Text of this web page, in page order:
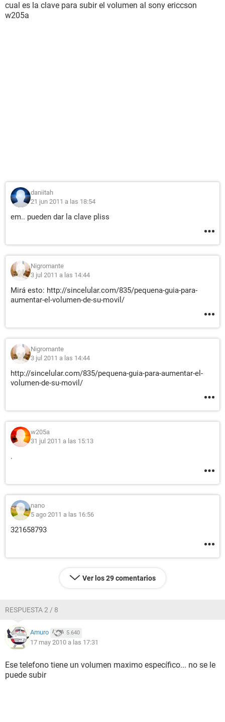
cual es la clave para subir el volumen al sony ericcson
w205a
daniitah
21 jun 2011 a las 18:54
em.. pueden dar la clave pliss
Nigromante
3 jul 2011 a las 14:44
Mirá esto: http://sincelular.com/835/pequena-guia-para-
aumentar-el-volumen-de-su-movil/
Nigromante
3 jul 2011 a las 14:44
http://sincelular.com/835/pequena-guia-para-aumentar-el-
volumen-de-su-movil/
w205a
31 jul 2011 a las 15:13
.
nano
5 ago 2011 a las 16:56
321658793
Ver los 29 comentarios
RESPUESTA 2 / 8
Amuro 5.640
17 may 2010 a las 17:31
Ese telefono tiene un volumen maximo específico... no se le
puede subir